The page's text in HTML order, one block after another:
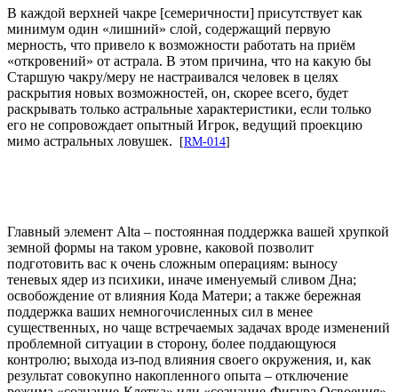
В каждой верхней чакре [семеричности] присутствует как
минимум один «лишний» слой, содержащий первую
мерность, что привело к возможности работать на приём
«откровений» от астрала. В этом причина, что на какую бы
Старшую чакру/меру не настраивался человек в целях
раскрытия новых возможностей, он, скорее всего, будет
раскрывать только астральные характеристики, если только
его не сопровождает опытный Игрок, ведущий проекцию
мимо астральных ловушек.
[RM-014]
Главный элемент Alta – постоянная поддержка вашей хрупкой
земной формы на таком уровне, каковой позволит
подготовить вас к очень сложным операциям: выносу
теневых ядер из психики, иначе именуемый сливом Дна;
освобождение от влияния Кода Матери; а также бережная
поддержка ваших немногочисленных сил в менее
существенных, но чаще встречаемых задачах вроде изменений
проблемной ситуации в сторону, более поддающуюся
контролю; выхода из-под влияния своего окружения, и, как
результат совокупно накопленного опыта – отключение